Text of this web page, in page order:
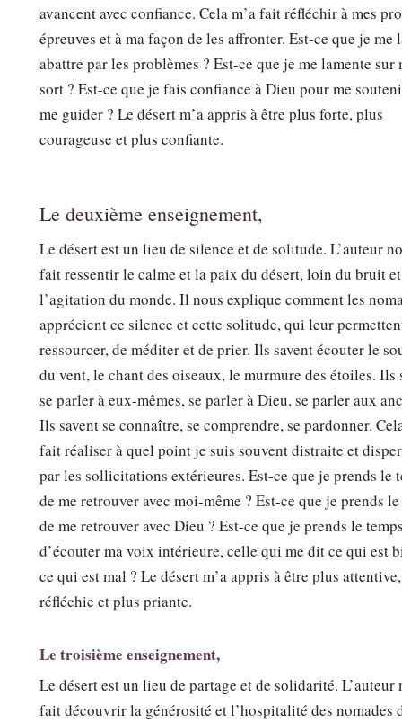
avancent avec confiance. Cela m’a fait réfléchir à mes
épreuves et à ma façon de les affronter. Est-ce que je me
abattre par les problèmes ? Est-ce que je me lamente sur
sort ? Est-ce que je fais confiance à Dieu pour me
me guider ? Le désert m’a appris à être plus forte, plus
courageuse et plus confiante.
Le deuxième enseignement,
Le désert est un lieu de silence et de solitude. L’auteur
fait ressentir le calme et la paix du désert, loin du bruit
l’agitation du monde. Il nous explique comment les
apprécient ce silence et cette solitude, qui leur
ressourcer, de méditer et de prier. Ils savent écouter le
du vent, le chant des oiseaux, le murmure des étoiles. Ils
se parler à eux-mêmes, se parler à Dieu, se parler aux
Ils savent se connaître, se comprendre, se pardonner.
fait réaliser à quel point je suis souvent distraite et
par les sollicitations extérieures. Est-ce que je prends le
de me retrouver avec moi-même ? Est-ce que je prends
de me retrouver avec Dieu ? Est-ce que je prends le
d’écouter ma voix intérieure, celle qui me dit ce qui est
ce qui est mal ? Le désert m’a appris à être plus
réfléchie et plus priante.
Le troisième enseignement,
Le désert est un lieu de partage et de solidarité. L’auteur
fait découvrir la générosité et l’hospitalité des nomades